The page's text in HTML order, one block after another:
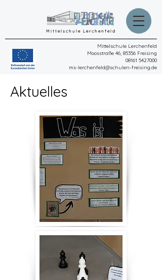
Mittelschule Lerchenfeld
Moosstraße 46, 85356 Freising
08161 5427000
ms-lerchenfeld@schulen-freising.de
Mittelschule Lerchenfeld
Aktuelles